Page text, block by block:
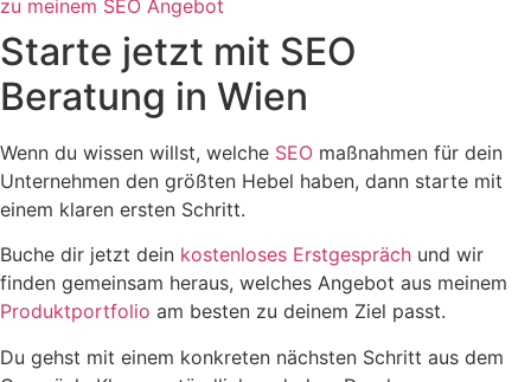
zu meinem SEO Angebot
Starte jetzt mit SEO
Beratung in Wien
Wenn du wissen willst, welche SEO maßnahmen für dein
Unternehmen den größten Hebel haben, dann starte mit
einem klaren ersten Schritt.
Buche dir jetzt dein kostenloses Erstgespräch und wir
finden gemeinsam heraus, welches Angebot aus meinem
Produktportfolio am besten zu deinem Ziel passt.
Du gehst mit einem konkreten nächsten Schritt aus dem